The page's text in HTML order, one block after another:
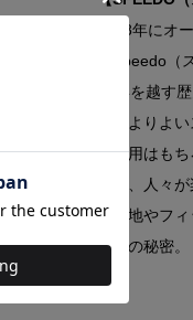
1928年にオ
「Speedo（
80年を越す
た、よりよ
競泳用はも
開し、人々
着心地やフ
人気の秘密。